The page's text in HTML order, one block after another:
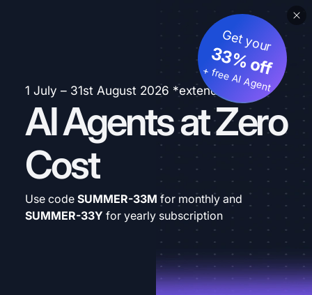
1 July – 31st August 2026 *extended
AI Agents at Zero
Cost
Get your
33% off
+ free AI Agent
Use code SUMMER-33M for monthly and
SUMMER-33Y for yearly subscription